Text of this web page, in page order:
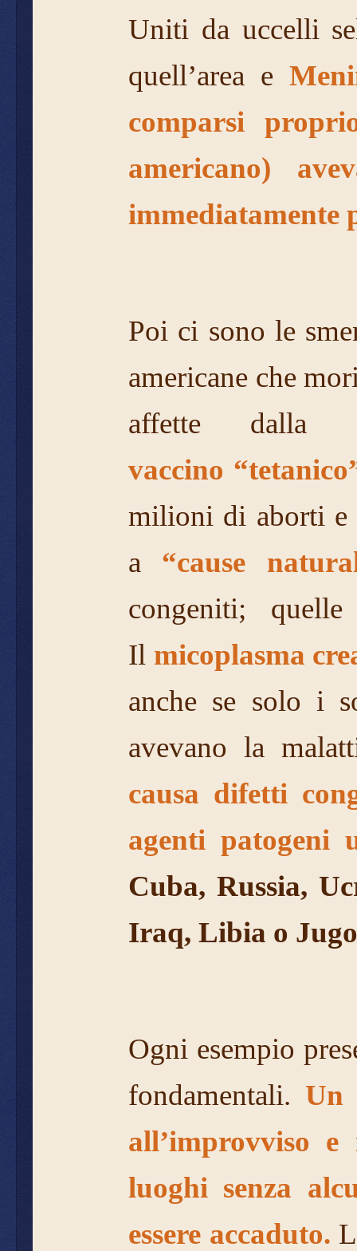
Uniti da uccelli
quell’area e
comparsi
americano)
immediatamente
Poi ci sono le
americane che
affette dalla
vaccino
milioni di aborti e
a “cause
congeniti;
Il micoplasma
anche se solo i
avevano la
causa difetti
agenti patogeni
Cuba, Russia,
Iraq, Libia o
Ogni esempio
fondamentali. Un
all’improvviso
luoghi senza
essere accaduto.